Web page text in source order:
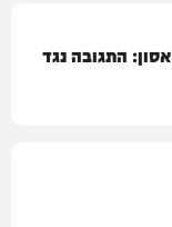
התגובה נגד